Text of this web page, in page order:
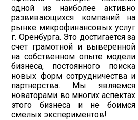
одной из наиболее активно
развивающихся компаний на
рынке микрофинансовых услуг
г. Оренбурга. Это достигается за
счет грамотной и выверенной
на собственном опыте модели
бизнеса, постоянного поиска
новых форм сотрудничества и
партнерства. Мы являемся
новаторами во многих аспектах
этого бизнеса и не боимся
смелых экспериментов!